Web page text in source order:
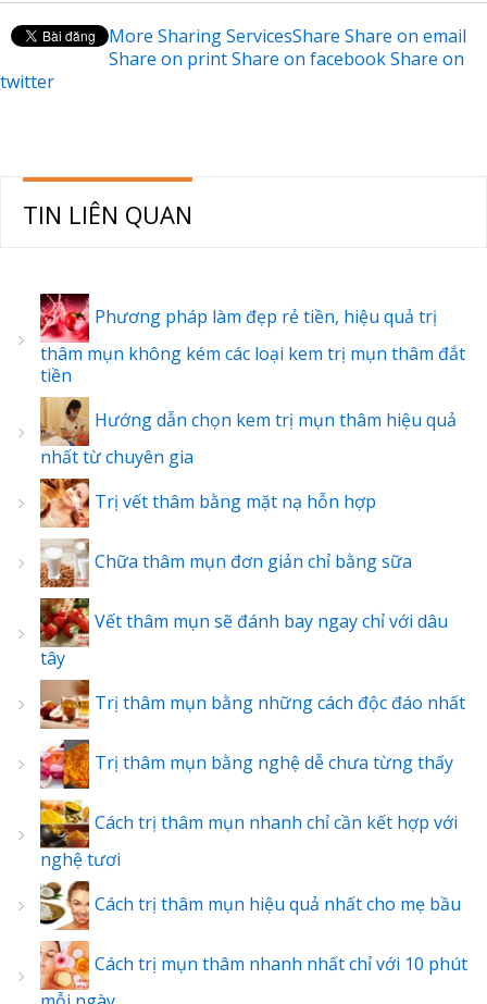
More Sharing ServicesShare Share on email
Share on printShare on facebookShare on
twitter
TIN LIÊN QUAN
Phương pháp làm đẹp rẻ tiền, hiệu quả trị
thâm mụn không kém các loại kem trị mụn thâm đắt
tiền
Hướng dẫn chọn kem trị mụn thâm hiệu quả
nhất từ chuyên gia
Trị vết thâm bằng mặt nạ hỗn hợp
Chữa thâm mụn đơn giản chỉ bằng sữa
Vết thâm mụn sẽ đánh bay ngay chỉ với dâu
tây
Trị thâm mụn bằng những cách độc đáo nhất
Trị thâm mụn bằng nghệ dễ chưa từng thấy
Cách trị thâm mụn nhanh chỉ cần kết hợp với
nghệ tươi
Cách trị thâm mụn hiệu quả nhất cho mẹ bầu
Cách trị mụn thâm nhanh nhất chỉ với 10 phút